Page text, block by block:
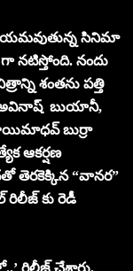
సినిమా
నందు
శంతను పత్తి
అవినాష్ బుయానీ,
సాయిమాధవ్ బుర్రా
ఆకర్షణ
తెరకెక్కిన “వానర”
రిలీజ్ కు రెడీ
రిలీజ్ చేశారు.